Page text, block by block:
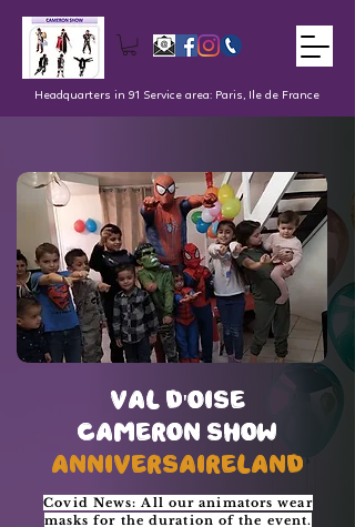
Headquarters in 91 Service area: Paris, Ile de France
val d'oise
Cameron Show
AnniversaireLand
val d'oise
Cameron Show
AnniversaireLand
Covid News: All our animators wear
masks for the duration of the event.